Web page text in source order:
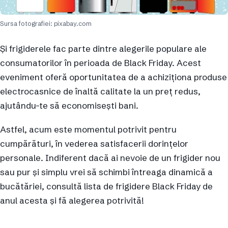
Sursa fotografiei: pixabay.com
Și frigiderele fac parte dintre alegerile populare ale
consumatorilor în perioada de Black Friday. Acest
eveniment oferă oportunitatea de a achiziționa produse
electrocasnice de înaltă calitate la un preț redus,
ajutându-te să economisești bani.
Astfel, acum este momentul potrivit pentru
cumpărături, în vederea satisfacerii dorințelor
personale. Indiferent dacă ai nevoie de un frigider nou
sau pur și simplu vrei să schimbi întreaga dinamică a
bucătăriei, consultă lista de frigidere Black Friday de
anul acesta și fă alegerea potrivită!